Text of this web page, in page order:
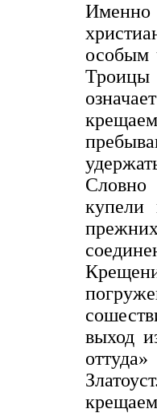
особым
Словно
купели
выход